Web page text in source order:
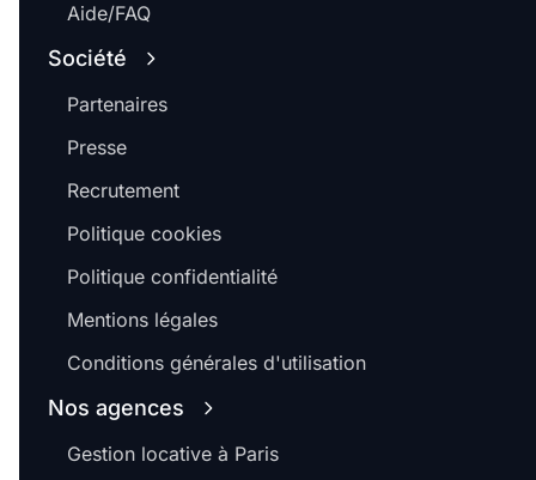
Aide/FAQ
Société
Partenaires
Presse
Recrutement
Politique cookies
Politique confidentialité
Mentions légales
Conditions générales d'utilisation
Nos agences
Gestion locative à Paris